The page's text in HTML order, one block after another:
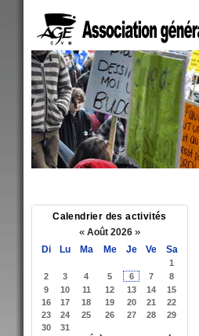
Calendrier des activités
« Août 2026 »
Di Lu Ma Me Je Ve Sa
1
2
3 4 5 6 7
8
9
10 11 12 13 14
15
16
17 18 19 20 21
22
23
24 25 26 27 28
29
30
31